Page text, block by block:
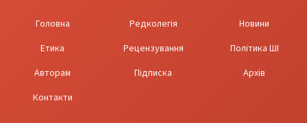
Головна Редколегія
Новини
Етика
Рецензування
Політика ШІ
Авторам
Підписка
Архів
Контакти